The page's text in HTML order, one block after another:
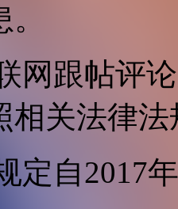
网跟帖评
相关法律
定自2017